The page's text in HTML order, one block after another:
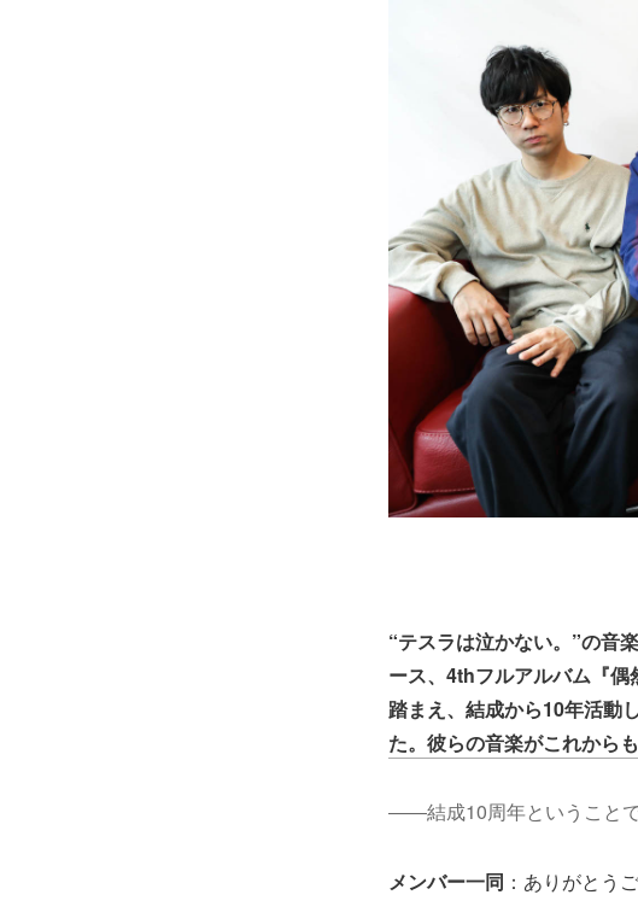
“テスラは泣かない。”の音
ース、4thフルアルバム『
踏まえ、結成から10年活動
た。彼らの音楽がこれから
――結成10周年ということで
メンバー一同 ：ありがとう